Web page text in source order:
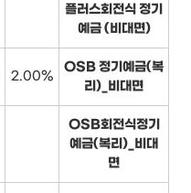
플러스회전식 정기
예금 (비대면)
2.00%
OSB 정기예금(복
리)_비대면
OSB회전식정기
예금(복리)_비대
면